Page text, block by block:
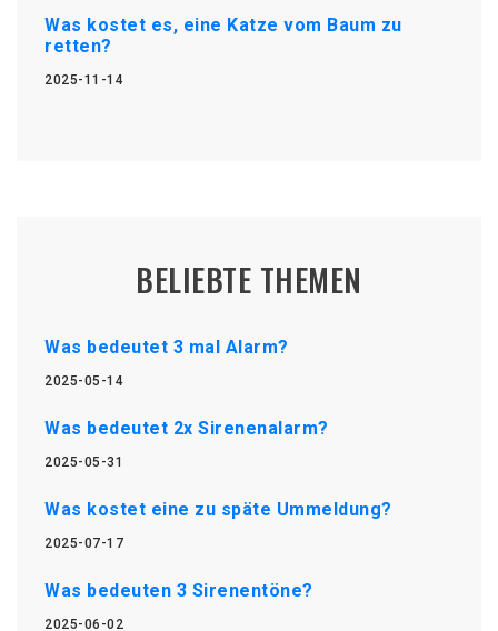
Was kostet es, eine Katze vom Baum zu
retten?
2025-11-14
BELIEBTE THEMEN
Was bedeutet 3 mal Alarm?
2025-05-14
Was bedeutet 2x Sirenenalarm?
2025-05-31
Was kostet eine zu späte Ummeldung?
2025-07-17
Was bedeuten 3 Sirenentöne?
2025-06-02